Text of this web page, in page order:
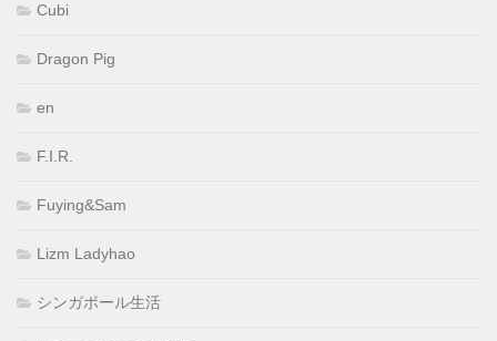
Cubi
Dragon Pig
en
F.I.R.
Fuying&Sam
Lizm Ladyhao
シンガポール生活